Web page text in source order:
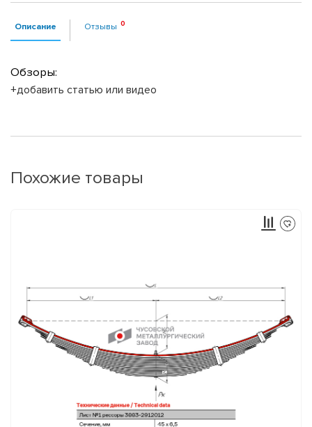
Описание Отзывы
Обзоры:
+добавить статью или видео
Похожие товары